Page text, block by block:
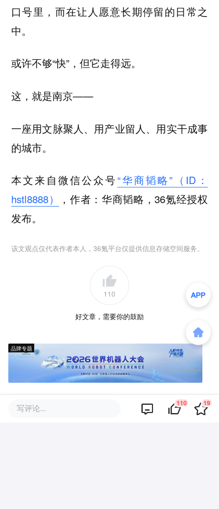
口号里，而在让人愿意长期停留的日常之
中。
或许不够“快”，但它走得远。
这，就是南京——
一座用文脉聚人、用产业留人、用实干成事
的城市。
本文来自微信公众号“华商韬略”（ID：
hstl8888）
，作者：华商韬略，36氪经授权
发布。
该文观点仅代表作者本人，36氪平台仅提供信息存储空间服务。
110
好文章，需要你的鼓励
品牌专题
你可能也喜欢这些文章
写评论... 110 19